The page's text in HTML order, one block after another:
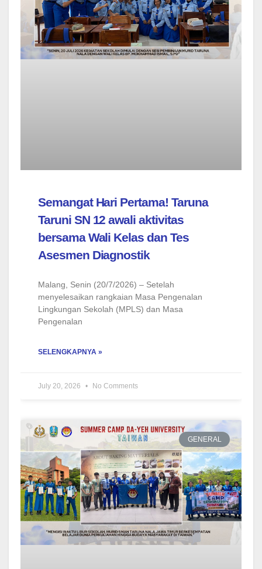
Semangat Hari Pertama! Taruna
Taruni SN 12 awali aktivitas
bersama Wali Kelas dan Tes
Asesmen Diagnostik
Malang, Senin (20/7/2026) – Setelah
menyelesaikan rangkaian Masa Pengenalan
Lingkungan Sekolah (MPLS) dan Masa
Pengenalan
SELENGKAPNYA »
July 20, 2026 No Comments
GENERAL